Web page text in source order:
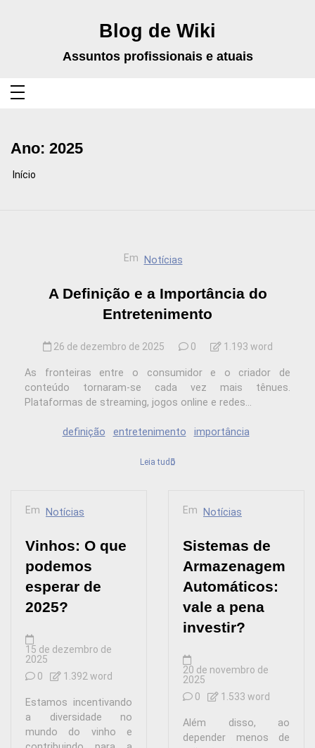
Blog de Wiki
Assuntos profissionais e atuais
Ano: 2025
Início
Em Notícias
A Definição e a Importância do
Entretenimento
26 de dezembro de 2025 0 1.193 word
As fronteiras entre o consumidor e o criador de
conteúdo tornaram-se cada vez mais tênues.
Plataformas de streaming, jogos online e redes...
definição entretenimento importância
Leia tudo
Em Notícias
Vinhos: O que
podemos
esperar de
2025?
15 de dezembro de
2025
0
1.392 word
Estamos incentivando
a diversidade no
mundo do vinho e
Em Notícias
Sistemas de
Armazenagem
Automáticos:
vale a pena
investir?
20 de novembro de
2025
0
1.533 word
Além disso, ao
depender menos de